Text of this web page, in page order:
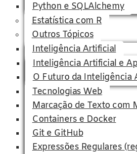
Python e SQLAlchemy
Estatística com R
Outros Tópicos
Inteligência Artificial
Inteligência Artificial e
O Futuro da Inteligência
Tecnologias Web
Marcação de Texto com
Containers e Docker
Git e GitHub
Expressões Regulares